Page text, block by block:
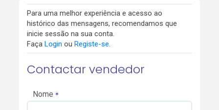
Para uma melhor experiência e acesso ao
histórico das mensagens, recomendamos que
inicie sessão na sua conta.
Faça Login ou Registe-se.
Contactar vendedor
Nome